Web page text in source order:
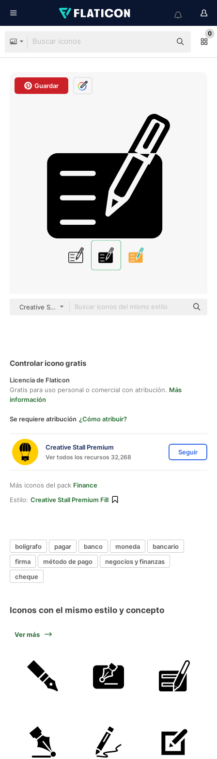
0
Guardar
Creative Stall Premium Fill
Controlar icono gratis
Licencia de Flaticon
Gratis para uso personal o comercial con atribución. Más
información
Se requiere atribución ¿Cómo atribuir?
Creative Stall Premium
Ver todos los recursos 32,268
Seguir
Más iconos del pack Finance
Estilo: Creative Stall Premium Fill
bolígrafo pagar banco moneda
bancario
firma
método de pago
negocios y finanzas
cheque
Iconos con el mismo estilo y concepto
Ver más